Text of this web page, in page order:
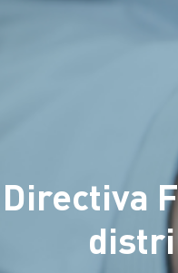
Directiva